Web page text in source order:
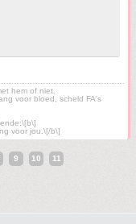
hem of niet.
voor bloed, scheld FA's
voor jou.\[/b\]
9 10 11